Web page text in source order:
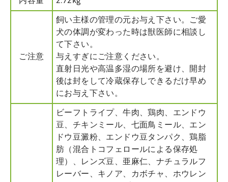
ご注意
飼い主様の管理の元お与え下さい。ご愛
犬の体調が変わった時は獣医師に相談し
て下さい。
与えすぎにご注意ください。
直射日光や高温多湿の場所を避け、開封
後は封をして冷蔵保存しできるだけ早め
にお与え下さい。
ビーフトライプ、牛肉、鶏肉、エンドウ
豆、チキンミール、七面鳥ミール、エン
ドウ豆澱粉、エンドウ豆タンパク、鶏脂
肪（混合トコフェロールによる保存処
理）、レンズ豆、亜麻仁、ナチュラルフ
レーバー、キノア、カボチャ、ホウレン